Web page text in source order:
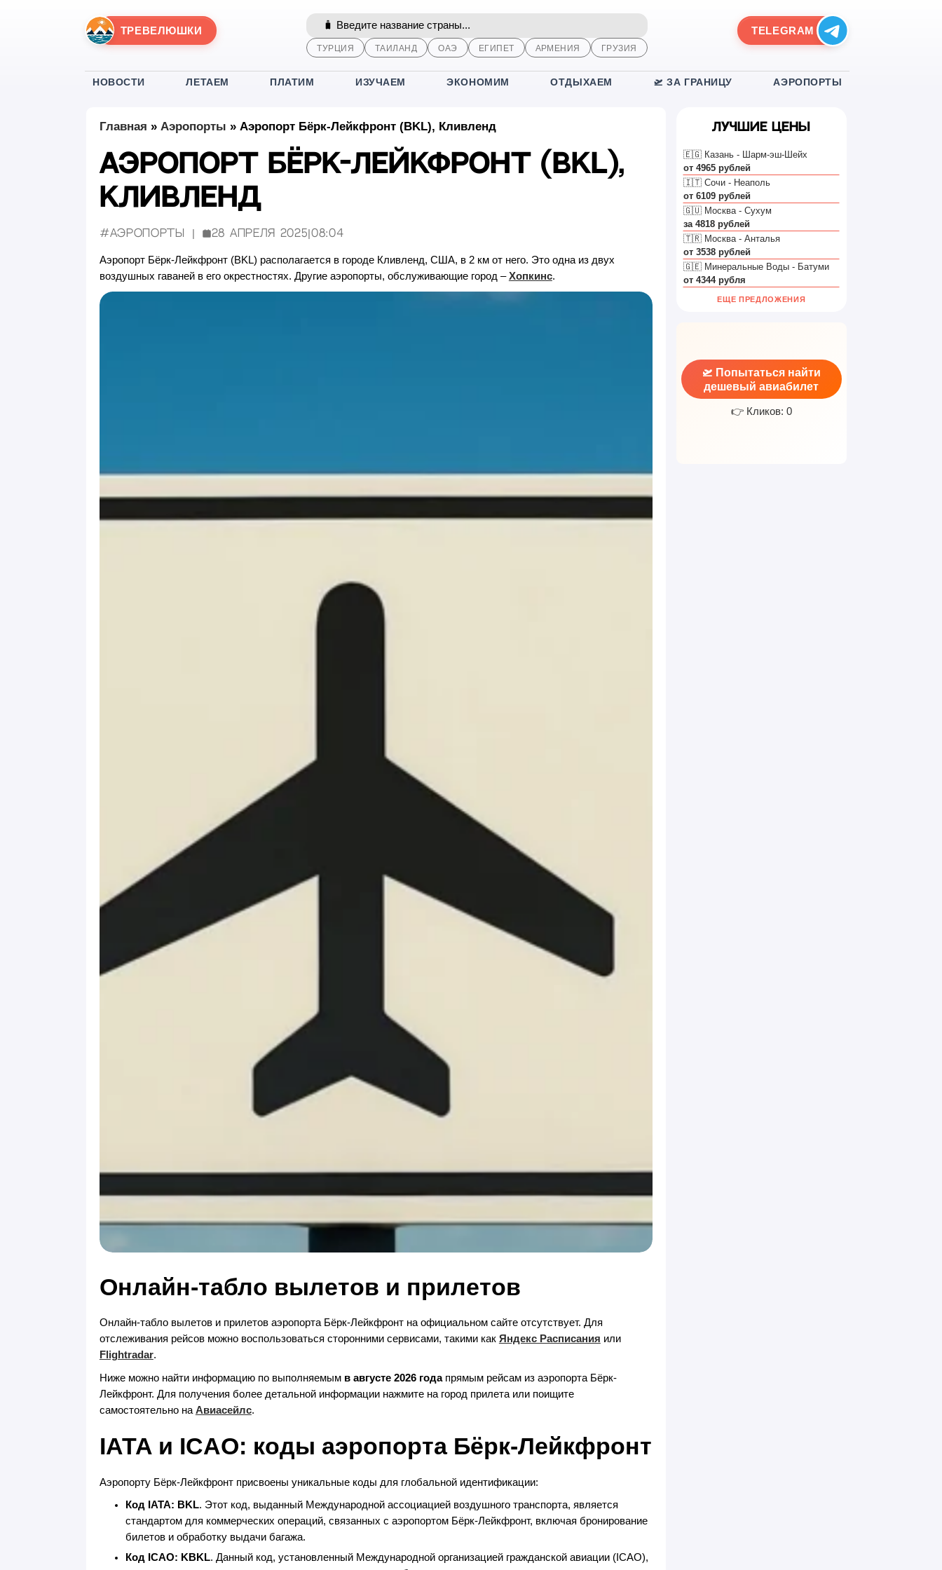
ТРЕВЕЛЮШКИ
ТУРЦИЯ ТАИЛАНД ОАЭ ЕГИПЕТ АРМЕНИЯ ГРУЗИЯ
TELEGRAM
НОВОСТИ ЛЕТАЕМ ПЛАТИМ ИЗУЧАЕМ ЭКОНОМИМ ОТДЫХАЕМ 🛫 ЗА ГРАНИЦУ АЭРОПОРТЫ
Главная » Аэропорты » Аэропорт Бёрк-Лейкфронт (BKL), Кливленд
Аэропорт Бёрк-Лейкфронт (BKL),
Кливленд
#Аэропорты Опубликовано:
28 апреля 2025 08:04
Аэропорт Бёрк-Лейкфронт (BKL) располагается в городе Кливленд, США, в 2 км от него. Это одна из двух
воздушных гаваней в его окрестностях. Другие аэропорты, обслуживающие город –Хопкинс.
Онлайн-табло вылетов и прилетов
Онлайн-табло вылетов и прилетов аэропорта Бёрк-Лейкфронт на официальном сайте отсутствует. Для
отслеживания рейсов можно воспользоваться сторонними сервисами, такими как Яндекс Расписания или
Flightradar.
Ниже можно найти информацию по выполняемым в августе 2026 годапрямым рейсам из аэропорта Бёрк-
Лейкфронт. Для получения более детальной информации нажмите на город прилета или поищите
самостоятельно на Авиасейлс.
IATA и ICAO: коды аэропорта Бёрк-Лейкфронт
Аэропорту Бёрк-Лейкфронт присвоены уникальные коды для глобальной идентификации:
Код IATA: BKL. Этот код, выданный Международной ассоциацией воздушного транспорта, является
стандартом для коммерческих операций, связанных с аэропортом Бёрк-Лейкфронт, включая бронирование
билетов и обработку выдачи багажа.
Код ICAO: KBKL. Данный код, установленный Международной организацией гражданской авиации (ICAO),
Лучшие цены
🇪🇬 Казань - Шарм-эш-Шейх
от 4965 рублей
🇮🇹 Сочи - Неаполь
от 6109 рублей
🇬🇺 Москва - Сухум
за 4818 рублей
🇹🇷 Москва - Анталья
от 3538 рублей
🇬🇪 Минеральные Воды - Батуми
от 4344 рубля
ЕЩЕ ПРЕДЛОЖЕНИЯ
🛫 Попытаться найти
дешевый авиабилет
👉 Кликов: 0